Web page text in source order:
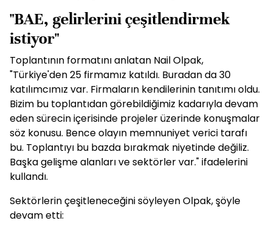
"BAE, gelirlerini çeşitlendirmek
istiyor"
Toplantının formatını anlatan Nail Olpak,
"Türkiye'den 25 firmamız katıldı. Buradan da 30
katılımcımız var. Firmaların kendilerinin tanıtımı oldu.
Bizim bu toplantıdan görebildiğimiz kadarıyla devam
eden sürecin içerisinde projeler üzerinde konuşmalar
söz konusu. Bence olayın memnuniyet verici tarafı
bu. Toplantıyı bu bazda bırakmak niyetinde değiliz.
Başka gelişme alanları ve sektörler var." ifadelerini
kullandı.
Sektörlerin çeşitleneceğini söyleyen Olpak, şöyle
devam etti: